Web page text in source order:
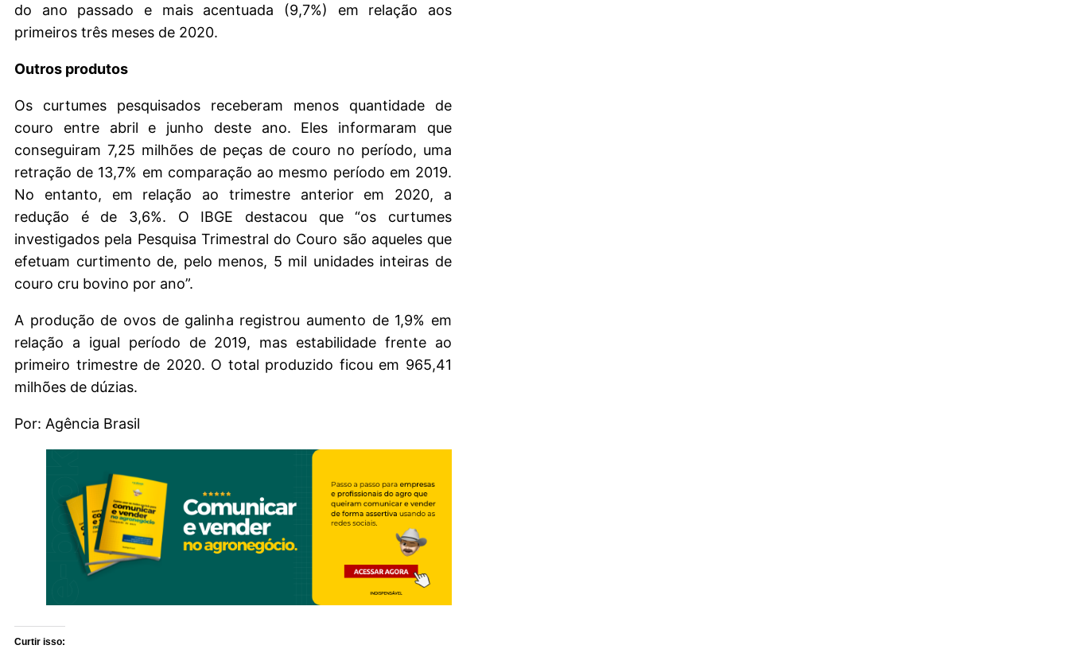
do ano passado e mais acentuada (9,7%) em relação aos
primeiros três meses de 2020.
Outros produtos
Os curtumes pesquisados receberam menos quantidade de
couro entre abril e junho deste ano. Eles informaram que
conseguiram 7,25 milhões de peças de couro no período, uma
retração de 13,7% em comparação ao mesmo período em 2019.
No entanto, em relação ao trimestre anterior em 2020, a
redução é de 3,6%. O IBGE destacou que “os curtumes
investigados pela Pesquisa Trimestral do Couro são aqueles que
efetuam curtimento de, pelo menos, 5 mil unidades inteiras de
couro cru bovino por ano”.
A produção de ovos de galinha registrou aumento de 1,9% em
relação a igual período de 2019, mas estabilidade frente ao
primeiro trimestre de 2020. O total produzido ficou em 965,41
milhões de dúzias.
Por: Agência Brasil
Curtir isso: